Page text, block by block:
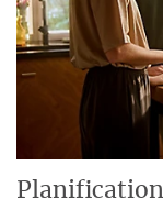
Planification